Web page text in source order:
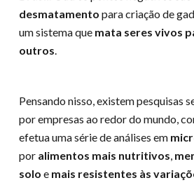
desmatamento para criação de
um sistema que mata seres vivos
outros.
Pensando nisso, existem pesquisas
por empresas ao redor do mundo,
efetua uma série de análises em
por alimentos mais nutritivos,
solo e mais resistentes às